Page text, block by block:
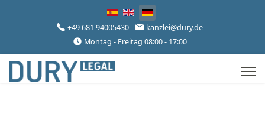
Sprache auswählen
+49 681 94005430
kanzlei@dury.de
Montag - Freitag 08:00 - 17:00